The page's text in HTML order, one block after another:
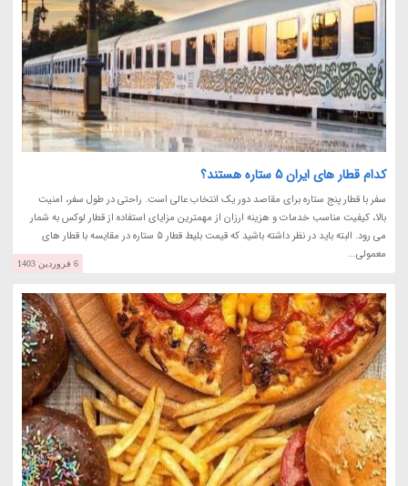
کدام قطار های ایران 5 ستاره هستند؟
سفر با قطار پنج ستاره برای مقاصد دور یک انتخاب عالی است. راحتی در طول سفر، امنیت
بالا، کیفیت مناسب خدمات و هزینه ارزان از مهمترین مزایای استفاده از قطار لوکس به شمار
می رود. البته باید در نظر داشته باشید که قیمت بلیط قطار 5 ستاره در مقایسه با قطار های
معمولی...
6 فروردین 1403